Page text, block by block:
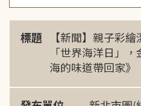
標題
【新聞】親子彩
「世界海洋日」
海的味道帶回家》